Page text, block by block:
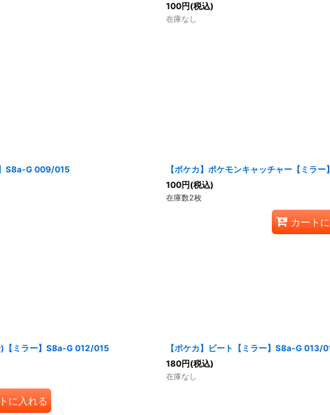
100円(税込)
在庫なし
】S8a-G 009/015
【ポケカ】ポケモンキャッチャー【ミラ
100円(税込)
在庫数2枚
カート
)【ミラー】S8a-G 012/015
に入れる
【ポケカ】ビート【ミラー】S8a-G 013/
180円(税込)
在庫なし